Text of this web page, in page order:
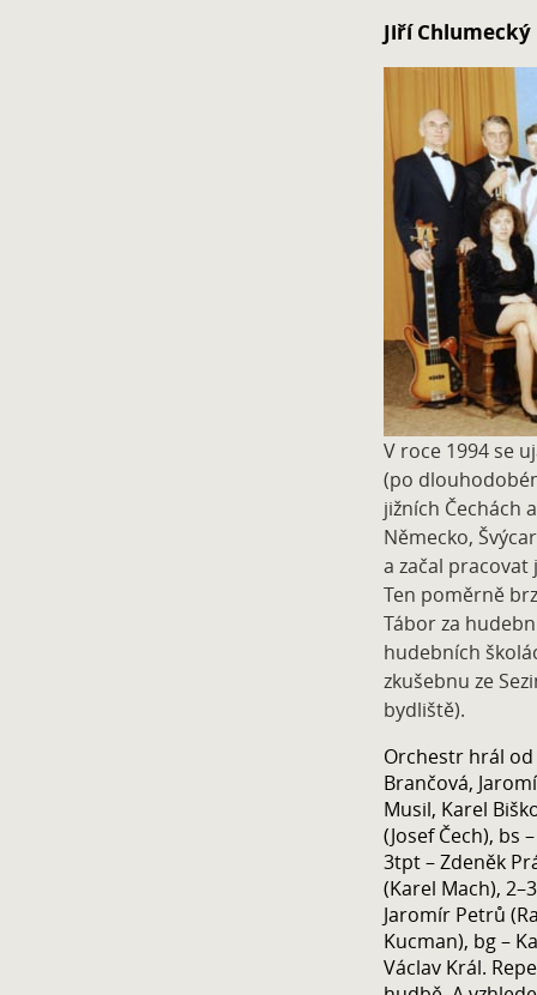
Jiří Chlumecký
V roce 1994 se
(po
jižních Čechách
Německo,
a začal pracovat
Ten poměrně
Tábor za
hudebních
zkušebnu ze
bydliště).
Orchestr hrál od
Brančová,
Musil, Karel
(Josef Čech), bs
3tpt – Zdeněk
(Karel Mach),
Jaromír Petrů
Kucman), bg –
Václav Král.